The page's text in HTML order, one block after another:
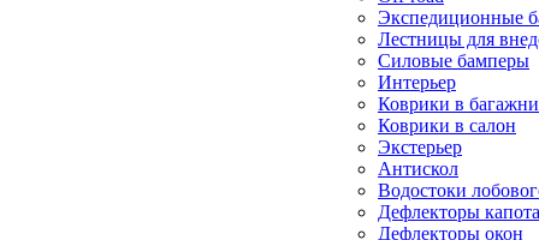
Экспедиционные
Лестницы для
Силовые бамперы
Интерьер
Коврики в
Коврики в салон
Экстерьер
Антискол
Водостоки
Дефлекторы капота
Дефлекторы окон